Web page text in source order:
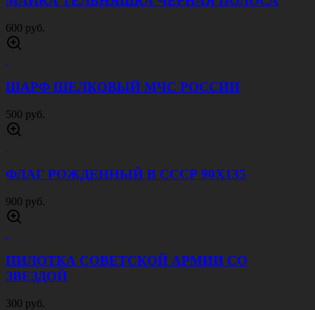
600 руб.
ШАРФ ШЕЛКОВЫЙ МЧС РОССИИ
500 руб.
ФЛАГ РОЖДЕННЫЙ В СССР 90Х135
900 руб.
ПИЛОТКА СОВЕТСКОЙ АРМИИ CО
ЗВЕЗДОЙ
300 руб.